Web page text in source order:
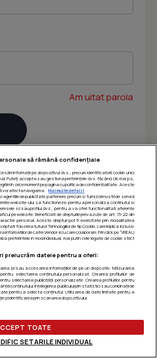
Am uitat parola
să rămână confidențiale
informații pe dispozitivul dvs., precum identificatorii cookie unici
Puteți accepta sau gestiona preferințele dvs. făcând clic mai jos,
în orice moment pe pagina cu politica de confidențialitate. Aceste
vor afecta navigarea.
Mai multe detalii
de publicitate partenere, precum si furnizorii nostri de servicii
website-ului sa functioneze, pentru a personaliza continutul si
si/sau profilul dvs., pentru a va oferi functionalitati aferente
pe website. Beneficiati de drepturile prevazute de art. 15-22 din
personal. Aceste drepturi pot fi exercitate prin modalitatea
folosirea tuturor Tehnologiilor de tip Cookie, care implica inclusiv
de catre Vendor-ii cu care colaboram. Prin click pe “VREAU
preferintele in mod individual, mai putin cele legate de cookie strict
prelucrăm datele pentru a oferi:
și/sau accesarea informațiilor de pe un dispozitiv. Măsurarea
pentru selectarea conținutului personalizat. Crearea profilurilor de
selectarea publicității personalizate. Crearea profilurilor pentru
conținutului. Înțelegerea publicului prin statistici sau combinații de
pentru a selecta conținutul. Utilizarea de date limitate pentru a
și identificarea prin scanarea dispozitivului.
TOATE
SETARILE INDIVIDUAL